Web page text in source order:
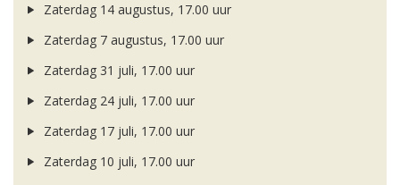
Zaterdag 14 augustus, 17.00 uur
Zaterdag 7 augustus, 17.00 uur
Zaterdag 31 juli, 17.00 uur
Zaterdag 24 juli, 17.00 uur
Zaterdag 17 juli, 17.00 uur
Zaterdag 10 juli, 17.00 uur